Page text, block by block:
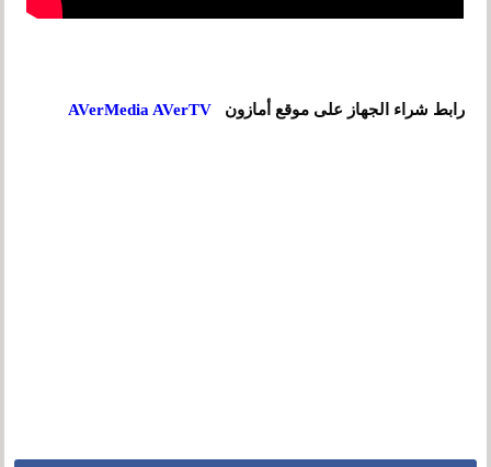
رابط شراء الجهاز على موقع أمازون AVerMedia AVerTV